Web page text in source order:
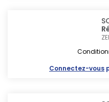
Connectez-vous